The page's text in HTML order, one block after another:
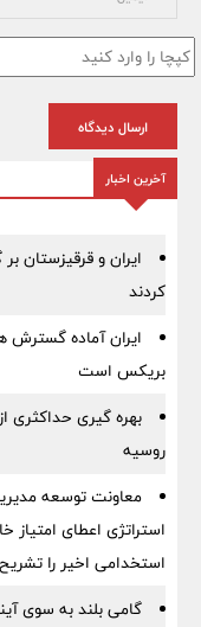
ارسال دیدگاه
آخرین اخبار
ایران و قرقیزستان
کردند
ایران آماده گسترش
بریکس است
بهره گیری حداکثری
روسیه
معاونت توسعه
استراتژی اعطای
استخدامی اخیر را
گامی بلند به سوی